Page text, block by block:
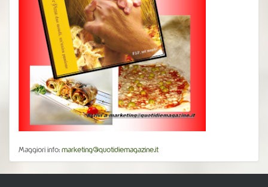
Maggiori info:marketing@quotidiemagazine.it